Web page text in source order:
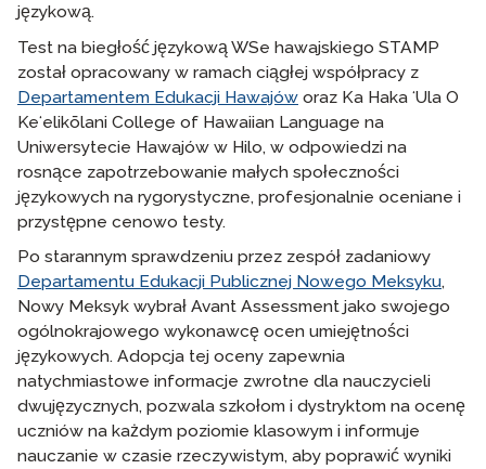
językową.
Test na biegłość językową WSe hawajskiego STAMP
został opracowany w ramach ciągłej współpracy z
Departamentem Edukacji Hawajów oraz Ka Haka ʻUla O
Keʻelikōlani College of Hawaiian Language na
Uniwersytecie Hawajów w Hilo, w odpowiedzi na
rosnące zapotrzebowanie małych społeczności
językowych na rygorystyczne, profesjonalnie oceniane i
przystępne cenowo testy.
Po starannym sprawdzeniu przez zespół zadaniowy
Departamentu Edukacji Publicznej Nowego Meksyku,
Nowy Meksyk wybrał Avant Assessment jako swojego
ogólnokrajowego wykonawcę ocen umiejętności
językowych. Adopcja tej oceny zapewnia
natychmiastowe informacje zwrotne dla nauczycieli
dwujęzycznych, pozwala szkołom i dystryktom na ocenę
uczniów na każdym poziomie klasowym i informuje
nauczanie w czasie rzeczywistym, aby poprawić wyniki